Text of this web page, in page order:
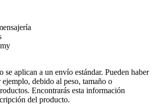
se aplican a un envío estándar. Pueden haber
ejemplo, debido al peso, tamaño o
Encontrarás esta información
del producto.